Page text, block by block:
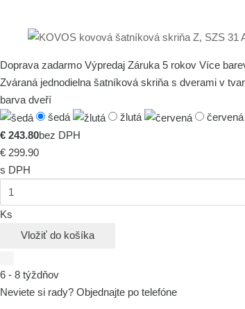
Doprava zadarmo Výpredaj Záruka 5 rokov Více
Zváraná jednodielna šatníková skriňa s dverami v
barva dveří
šedá
žlutá červená
€ 243.80bez DPH
€ 299.90
s DPH
Ks
Vložiť do košíka
6 - 8 týždňov
Neviete si rady? Objednajte po telefóne